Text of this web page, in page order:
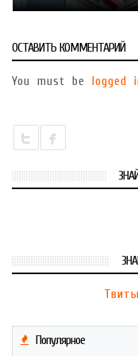
ОСТАВИТЬ КОММЕНТАРИЙ
You must be logged
Популярное